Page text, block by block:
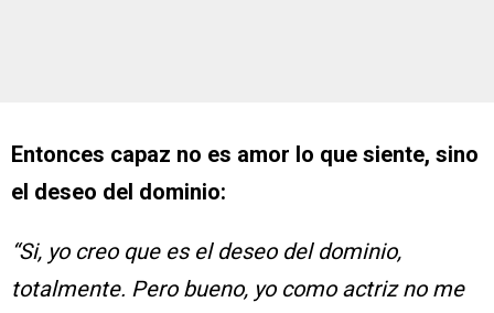
Entonces capaz no es amor lo que siente, sino
el deseo del dominio:
“Si, yo creo que es el deseo del dominio,
totalmente. Pero bueno, yo como actriz no me